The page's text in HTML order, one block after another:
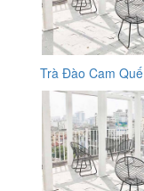
Trà Đào Cam Quế